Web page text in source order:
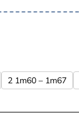
2 1m60 – 1m67